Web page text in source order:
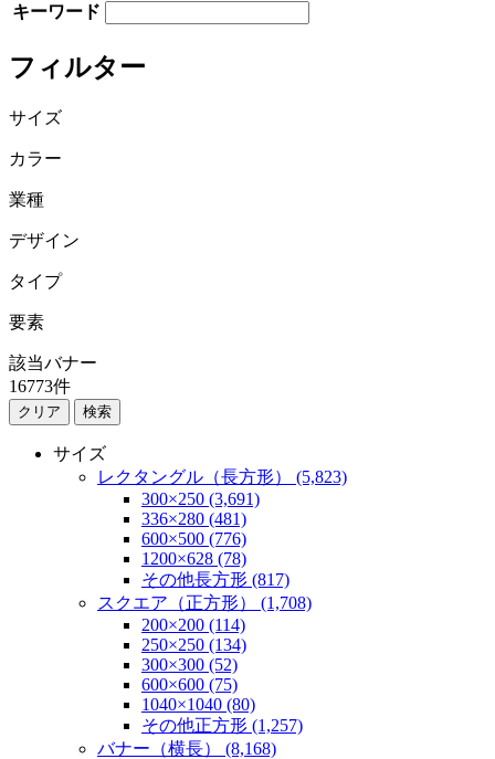
キーワード
フィルター
サイズ
カラー
業種
デザイン
タイプ
要素
該当バナー
16773件
検索
サイズ
レクタングル（長方形） (5,823)
300×250 (3,691)
336×280 (481)
600×500 (776)
1200×628 (78)
その他長方形 (817)
スクエア（正方形） (1,708)
200×200 (114)
250×250 (134)
300×300 (52)
600×600 (75)
1040×1040 (80)
その他正方形 (1,257)
バナー（横長） (8,168)